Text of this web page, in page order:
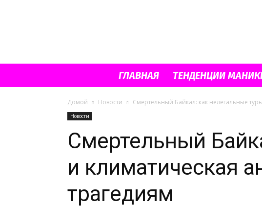
ГЛАВНАЯ ТЕНДЕНЦИИ
Домой Новости Смертельный Байкал: как нелегальные
Новости
Смертельный
и климатическая
трагедиям